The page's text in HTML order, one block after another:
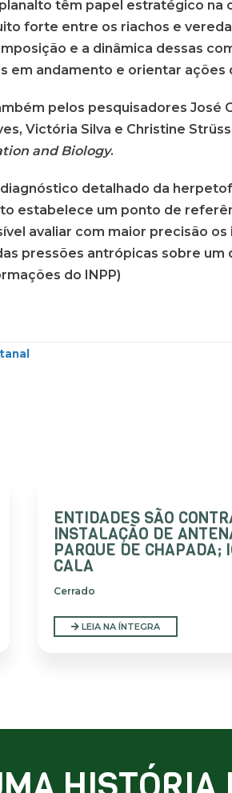
têm papel estratégico na
forte entre os riachos e
e a dinâmica dessas
em andamento e orientar ações
pelos pesquisadores José
Victória Silva e Christine
and Biology.
detalhado da
estabelece um ponto de
avaliar com maior precisão
pressões antrópicas sobre
do INPP)
ENTIDADES SÃO
INSTALAÇÃO DE
PARQUE DE CHAPADA;
CALA
Cerrado
LEIA NA ÍNTEGRA